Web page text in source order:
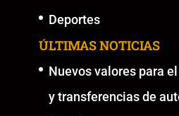
Deportes
ÚLTIMAS NOTICIAS
Nuevos valores para
y transferencias de